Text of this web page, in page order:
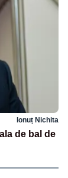
Ionuț Nichita
de bal de